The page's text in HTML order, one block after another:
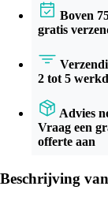
Boven
gratis
2 tot 5
Advies
Vraag een
offerte aan
Beschrijving